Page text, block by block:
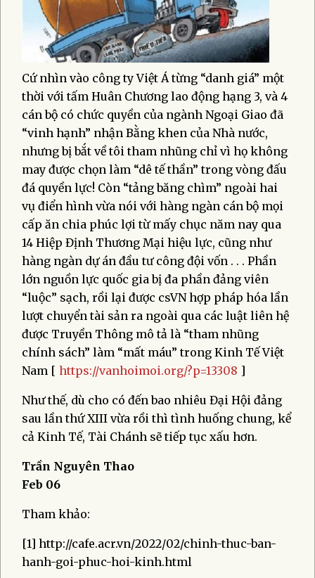
Cứ nhìn vào công ty Việt Á từng “danh giá” một
thời với tấm Huân Chương lao động hạng 3, và 4
cán bộ có chức quyền của ngành Ngoại Giao đã
“vinh hạnh” nhận Bằng khen của Nhà nước,
nhưng bị bắt về tôi tham nhũng chỉ vì họ không
may được chọn làm “dê tế thần” trong vòng đấu
đá quyền lực! Còn “tảng băng chìm” ngoài hai
vụ điển hình vừa nói với hàng ngàn cán bộ mọi
cấp ăn chia phúc lợi từ mấy chục năm nay qua
14 Hiệp Định Thương Mại hiệu lực, cũng như
hàng ngàn dự án đầu tư công đội vốn . . . Phần
lớn nguồn lực quốc gia bị đa phần đảng viên
“luộc” sạch, rồi lại được csVN hợp pháp hóa lần
lượt chuyển tài sản ra ngoài qua các luật liên hệ
được Truyền Thông mô tả là “tham nhũng
chính sách” làm “mất máu” trong Kinh Tế Việt
Nam [ https://vanhoimoi.org/?p=13308 ]
Như thế, dù cho có đến bao nhiêu Đại Hội đảng
sau lần thứ XIII vừa rồi thì tình huống chung, kể
cả Kinh Tế, Tài Chánh sẽ tiếp tục xấu hơn.
Trần Nguyên Thao
Feb 06
Tham khảo:
[1] http://cafe.acr.vn/2022/02/chinh-thuc-ban-
hanh-goi-phuc-hoi-kinh.html